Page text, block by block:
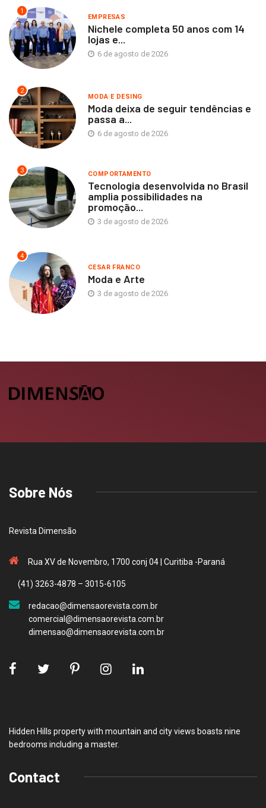
1
EMPRESAS
Nichele completa 50 anos com 14
lojas e...
6 de agosto de 2026
2
MODA E DESING
Moda deixa de seguir tendências e
passa a...
6 de agosto de 2026
3 COMPORTAMENTO
Tecnologia desenvolvida no Brasil
amplia possibilidades na
promoção...
3 de agosto de 2026
4
CESAR FRANCO
Moda e Arte
3 de agosto de 2026
Sobre Nós
Revista Dimensão
Rua XV de Novembro, 1700 conj 04 | Curitiba -Paraná
(41) 3263-4878 – 3015-6105
redacao@dimensaorevista.com.br
comercial@dimensaorevista.com.br
dimensao@dimensaorevista.com.br
Hidden Hills property with mountain and city views boasts nine
bedrooms including a master.
Contact